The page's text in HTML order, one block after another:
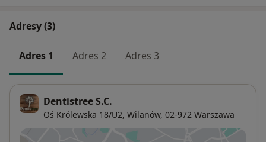
Adresy (3)
Adres 1 Adres 2 Adres 3
Dentistree S.C.
Oś Królewska 18/U2, Wilanów, 02-972 Warszawa